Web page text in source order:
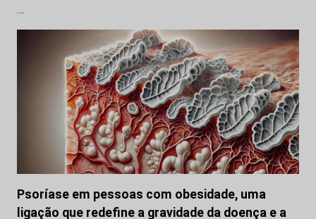
…
Psoríase em pessoas com obesidade, uma
ligação que redefine a gravidade da doença e a